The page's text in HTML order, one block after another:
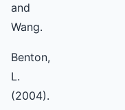
and
Wang.
Benton,
L.
(2004).